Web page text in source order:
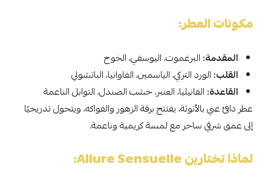
مكونات العطر:
المقدمة: البرغموت، اليوسفي، الخوخ
القلب: الورد التركي، الياسمين، الفاوانيا، الباتشولي
القاعدة: الفانيليا، العنبر، خشب الصندل، التوابل الناعمة
عطر دافئ غني بالأنوثة، يفتتح برقة الزهور والفواكه، ويتحول تدريجيًا
إلى عمق شرقي ساحر مع لمسة كريمية وناعمة.
لماذا تختارين Allure Sensuelle: